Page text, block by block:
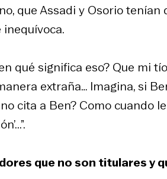
que Assadi y Osorio tenían
inequívoca.
qué significa eso? Que mi
extraña… Imagina, si
cita a Ben? Como cuando
que no son titulares y